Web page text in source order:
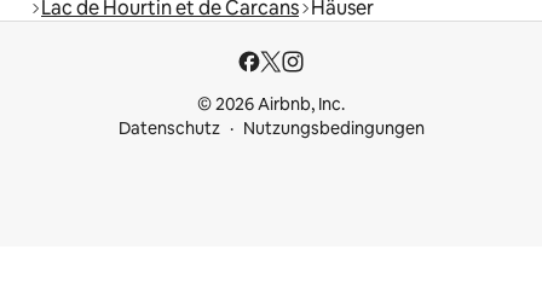
Lac de Hourtin et de Carcans Häuser
© 2026 Airbnb, Inc.
Datenschutz
Nutzungsbedingungen